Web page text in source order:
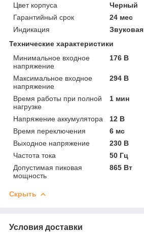
Цвет корпуса
Черный
Гарантийный срок
24 мес
Индикация
Звуковая
Технические характеристики
Минимальное входное
напряжение
176 В
Максимальное входное
напряжение
294 В
Время работы при полной
нагрузке
1 мин
Напряжение аккумулятора
12 В
Время переключения
6 мс
Выходное напряжение
230 В
Частота тока
50 Гц
Допустимая пиковая
мощность
865 Вт
Скрыть
Условия доставки